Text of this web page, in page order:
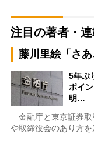
注目の著者・
藤川里絵「さあ
5年ぶ
ポイ
明…
金融庁と東京証券取
や取締役会のあり方